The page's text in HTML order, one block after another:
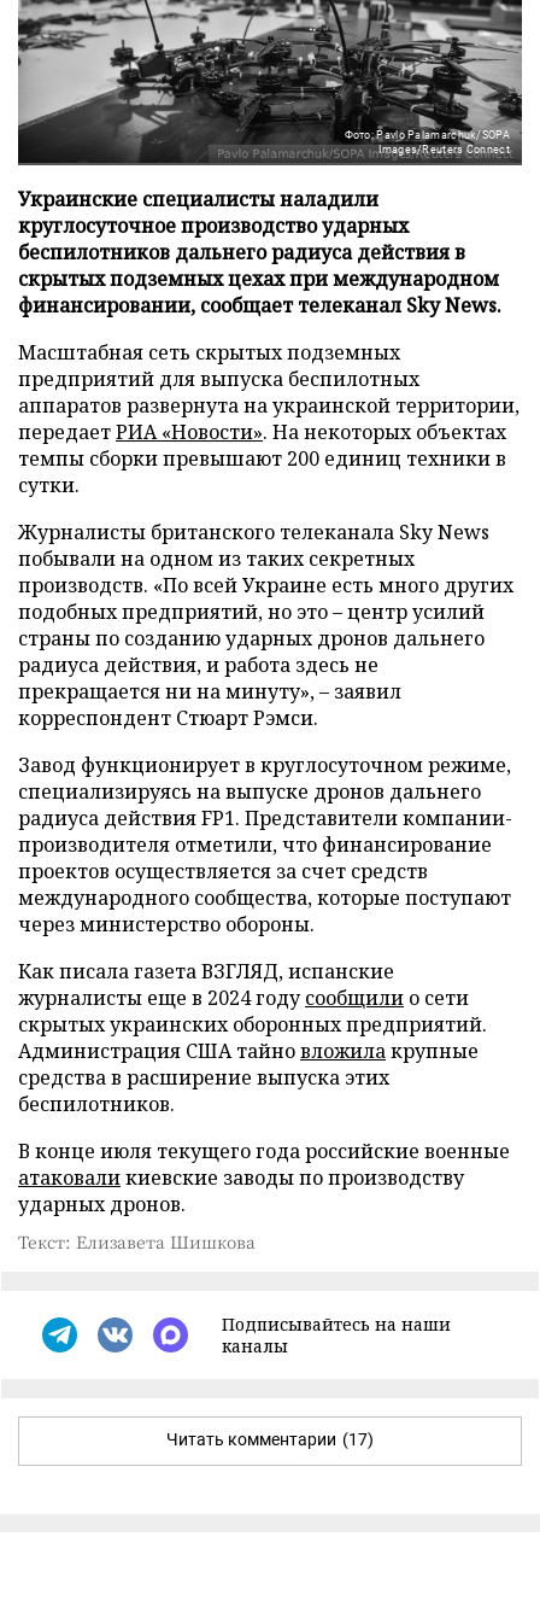
Фото: Pavlo Palamarchuk/SOPA
Images/Reuters Connect
Украинские специалисты наладили
круглосуточное производство ударных
беспилотников дальнего радиуса действия в
скрытых подземных цехах при международном
финансировании, сообщает телеканал Sky News.
Масштабная сеть скрытых подземных
предприятий для выпуска беспилотных
аппаратов развернута на украинской территории,
передаетРИА «Новости». На некоторых объектах
темпы сборки превышают 200 единиц техники в
сутки.
Журналисты британского телеканала Sky News
побывали на одном из таких секретных
производств. «По всей Украине есть много других
подобных предприятий, но это – центр усилий
страны по созданию ударных дронов дальнего
радиуса действия, и работа здесь не
прекращается ни на минуту», – заявил
корреспондент Стюарт Рэмси.
Завод функционирует в круглосуточном режиме,
специализируясь на выпуске дронов дальнего
радиуса действия FP1. Представители компании-
производителя отметили, что финансирование
проектов осуществляется за счет средств
международного сообщества, которые поступают
через министерство обороны.
Как писала газета ВЗГЛЯД, испанские
журналисты еще в 2024 годусообщили о сети
скрытых украинских оборонных предприятий.
Администрация США тайновложилакрупные
средства в расширение выпуска этих
беспилотников.
В конце июля текущего года российские военные
атаковаликиевские заводы по производству
ударных дронов.
Текст: Елизавета Шишкова
Подписывайтесь на наши
каналы
Читать комментарии (17)